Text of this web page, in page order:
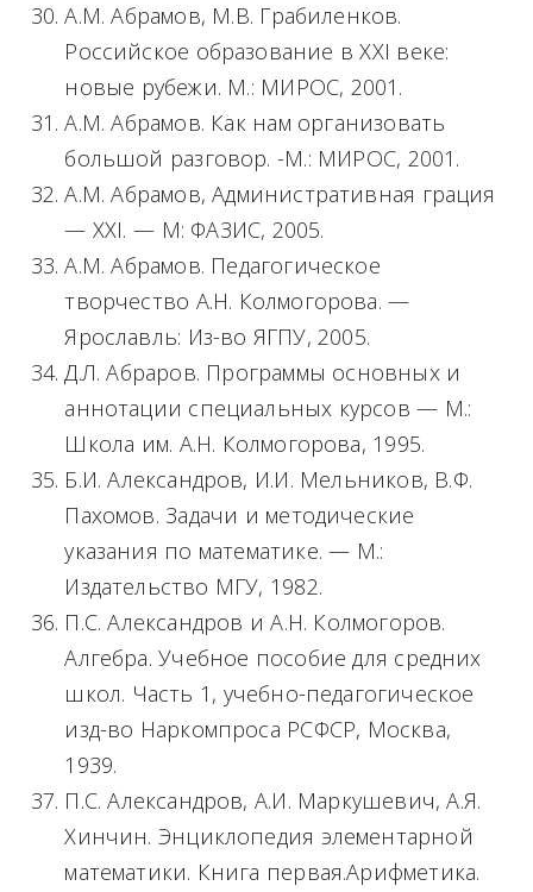
А.М. Абрамов, М.В. Грабиленков.
Российское образование в XXI веке:
новые рубежи. М.: МИРОС, 2001.
А.М. Абрамов. Как нам организовать
большой разговор. -М.: МИРОС, 2001.
А.М. Абрамов, Административная грация
— XXI. — М: ФАЗИС, 2005.
А.М. Абрамов. Педагогическое
творчество А.Н. Колмогорова. —
Ярославль: Из-во ЯГПУ, 2005.
Д.Л. Абраров. Программы основных и
аннотации специальных курсов — М.:
Школа им. А.Н. Колмогорова, 1995.
Б.И. Александров, И.И. Мельников, В.Ф.
Пахомов. Задачи и методические
указания по математике. — М.:
Издательство МГУ, 1982.
П.С. Александров и А.Н. Колмогоров.
Алгебра. Учебное пособие для средних
школ. Часть 1, учебно-педагогическое
изд-во Наркомпроса РСФСР, Москва,
1939.
П.С. Александров, А.И. Маркушевич, А.Я.
Хинчин. Энциклопедия элементарной
математики. Книга первая.Арифметика.